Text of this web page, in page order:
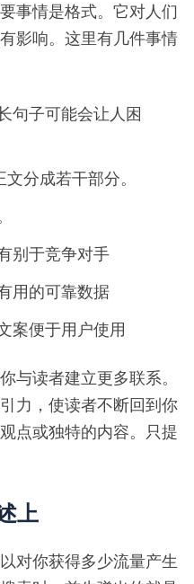
事情是格式。它对人们
影响。这里有几件事情
句子可能会让人困
分成若干部分。
别于竞争对手
用的可靠数据
案便于用户使用
与读者建立更多联系。
力，使读者不断回到你
点或独特的内容。只提
上
对你获得多少流量产生